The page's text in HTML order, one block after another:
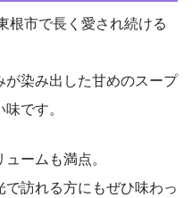
根市で長く愛され続ける
染み出した甘めのスープ
です。
ームも満点。
訪れる方にもぜひ味わっ